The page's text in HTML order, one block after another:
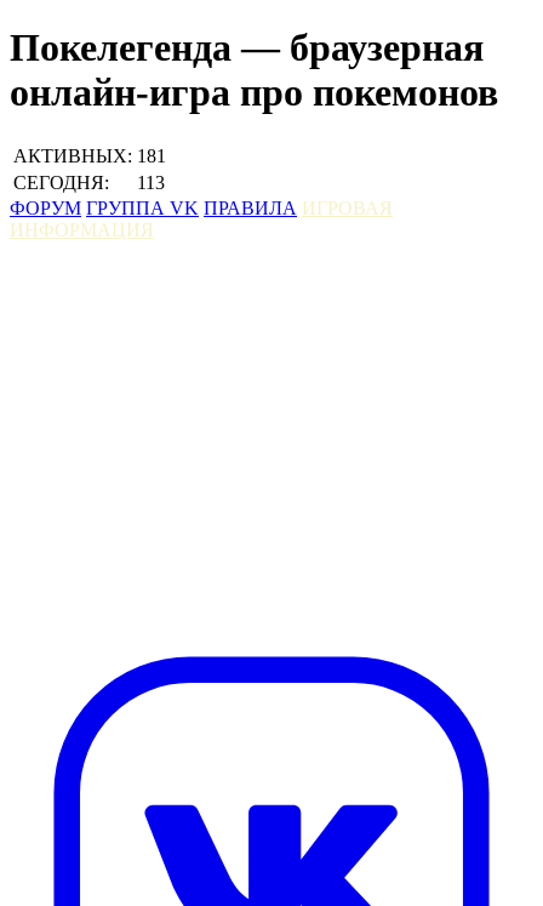
Покелегенда — браузерная
онлайн-игра про покемонов
АКТИВНЫХ: 181
СЕГОДНЯ:
113
ФОРУМ ГРУППА VK ПРАВИЛА ИГРОВАЯ
ИНФОРМАЦИЯ